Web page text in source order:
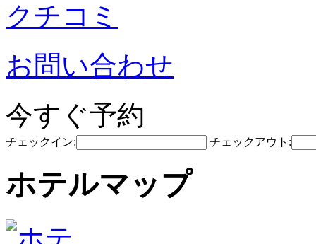
クチコミ
お問い合わせ
今すぐ予約
チェックイン: チェックアウト:
ホテルマップ